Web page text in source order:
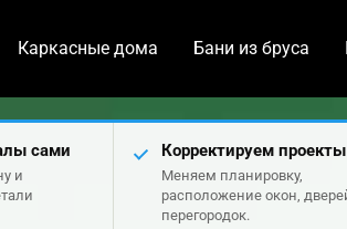
Каркасные дома Бани из бруса
сами
и
Корректируем проекты
Меняем планировку,
расположение окон,
перегородок.